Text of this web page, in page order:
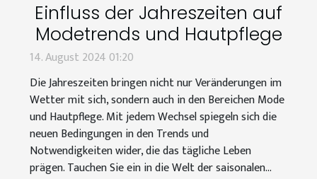
Einfluss der Jahreszeiten auf
Modetrends und Hautpflege
14. August 2024 01:20
Die Jahreszeiten bringen nicht nur Veränderungen im
Wetter mit sich, sondern auch in den Bereichen Mode
und Hautpflege. Mit jedem Wechsel spiegeln sich die
neuen Bedingungen in den Trends und
Notwendigkeiten wider, die das tägliche Leben
prägen. Tauchen Sie ein in die Welt der saisonalen...